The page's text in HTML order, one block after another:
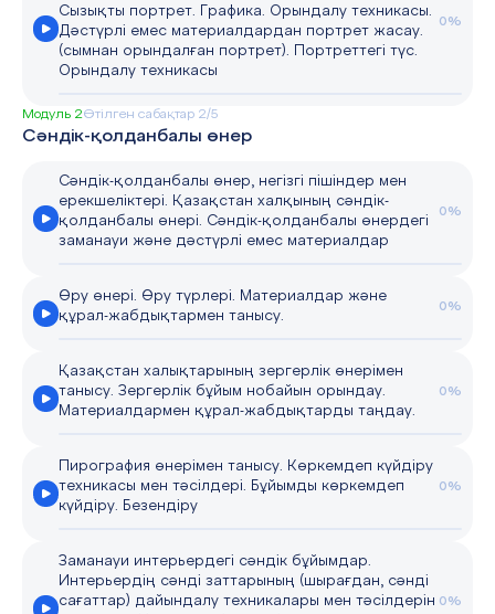
Сызықты портрет. Графика. Орындалу техникасы.
Дәстүрлі емес материалдардан портрет жасау.
(сымнан орындалған портрет). Портреттегі түс.
Орындалу техникасы
0%
Модуль 2Өтілген сабақтар 2/5
Сәндік-қолданбалы өнер
Сәндік-қолданбалы өнер, негізгі пішіндер мен
ерекшеліктері. Қазақстан халқының сәндік-
қолданбалы өнері. Сәндік-қолданбалы өнердегі
заманауи және дәстүрлі емес материалдар
0%
Өру өнері. Өру түрлері. Материалдар және
құрал-жабдықтармен танысу.
0%
Қазақстан халықтарының зергерлік өнерімен
танысу. Зергерлік бұйым нобайын орындау.
Материалдармен құрал-жабдықтарды таңдау.
0%
Пирография өнерімен танысу. Көркемдеп күйдіру
техникасы мен тәсілдері. Бұйымды көркемдеп
күйдіру. Безендіру
0%
Заманауи интерьердегі сәндік бұйымдар.
Интерьердің сәнді заттарының (шырағдан, сәнді
сағаттар) дайындалу техникалары мен тәсілдерін 0%